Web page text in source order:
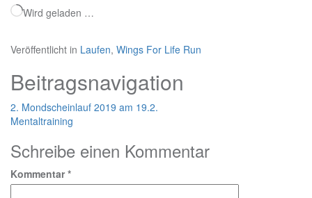
Wird geladen …
Veröffentlicht in Laufen, Wings For Life Run
Beitragsnavigation
2. Mondscheinlauf 2019 am 19.2.
Mentaltraining
Schreibe einen Kommentar
Kommentar*